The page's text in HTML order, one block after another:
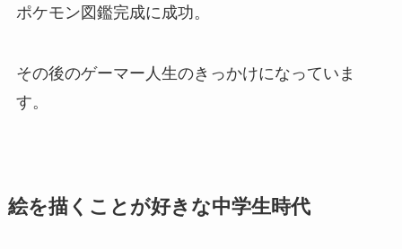
ポケモン図鑑完成に成功。
その後のゲーマー人生のきっかけになっていま
す。
絵を描くことが好きな中学生時代